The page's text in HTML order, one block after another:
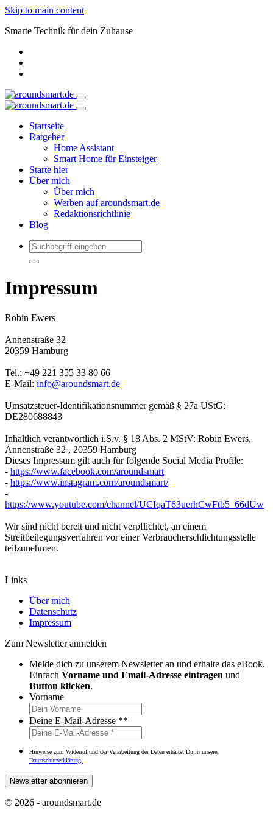
Skip to main content
Smarte Technik für dein Zuhause
Startseite
Ratgeber
Home Assistant
Smart Home für Einsteiger
Starte hier
Über mich
Über mich
Werben auf aroundsmart.de
Redaktionsrichtlinie
Blog
Impressum
Robin Ewers
Annenstraße 32
20359 Hamburg
Tel.: +49 221 355 33 80 66
E-Mail: info@aroundsmart.de
Umsatzsteuer-Identifikationsnummer gemäß § 27a UStG:
DE280688843
Inhaltlich verantwortlich i.S.v. § 18 Abs. 2 MStV: Robin Ewers,
Annenstraße 32 , 20359 Hamburg
Dieses Impressum gilt auch für folgende Social Media Profile:
- https://www.facebook.com/aroundsmart
- https://www.instagram.com/aroundsmart/
-
https://www.youtube.com/channel/UCIqaT63uerhCwFtb5_66dUw
Wir sind nicht bereit und nicht verpflichtet, an einem
Streitbeilegungsverfahren vor einer Verbraucherschlichtungsstelle
teilzunehmen.
Links
Über mich
Datenschutz
Impressum
Zum Newsletter anmelden
Melde dich zu unserem Newsletter an und erhalte das eBook.
Einfach Vorname und Email-Adresse eintragen und
Button klicken.
Vorname
Deine E-Mail-Adresse **
Hinweise zum Widerruf und der Verarbeitung der Daten erhältst Du in unserer
Datenschutzerklärung.
© 2026 - aroundsmart.de